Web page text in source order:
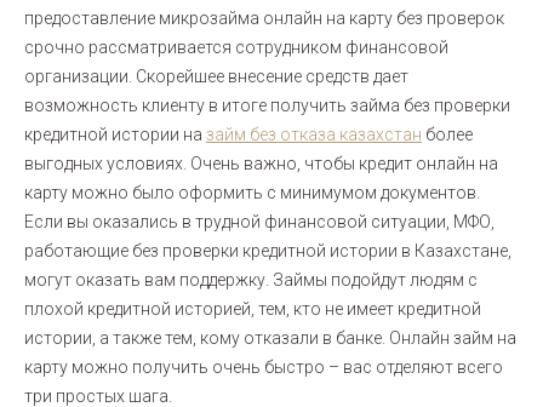
предоставление микрозайма онлайн на карту без проверок
срочно рассматривается сотрудником финансовой
организации. Скорейшее внесение средств дает
возможность клиенту в итоге получить займа без проверки
кредитной истории на займ без отказа казахстан более
выгодных условиях. Очень важно, чтобы кредит онлайн на
карту можно было оформить с минимумом документов.
Если вы оказались в трудной финансовой ситуации, МФО,
работающие без проверки кредитной истории в Казахстане,
могут оказать вам поддержку. Займы подойдут людям с
плохой кредитной историей, тем, кто не имеет кредитной
истории, а также тем, кому отказали в банке. Онлайн займ на
карту можно получить очень быстро – вас отделяют всего
три простых шага.